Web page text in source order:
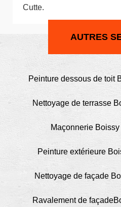
Cutte.
AUTRES
Peinture dessous de toit
Nettoyage de terrasse
Maçonnerie
Peinture extérieure
Nettoyage de façade
Ravalement de